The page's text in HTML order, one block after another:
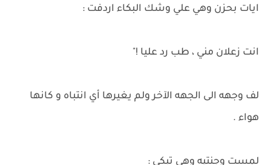
ايات بحزن وهي علي وشك البكاء اردفت :
انت زعلان مني ، طب رد عليا !"
لف وجهه الى الجهه الآخر ولم يغيرها أي انتباه و كانها
هواء .
لمست وجنتيه وهي تبكي :